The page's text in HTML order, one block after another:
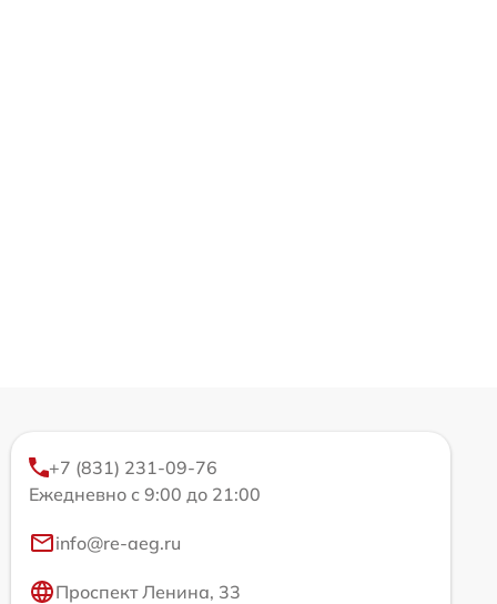
+7 (831) 231-09-76
Ежедневно с 9:00 до 21:00
info@re-aeg.ru
Проспект Ленина, 33